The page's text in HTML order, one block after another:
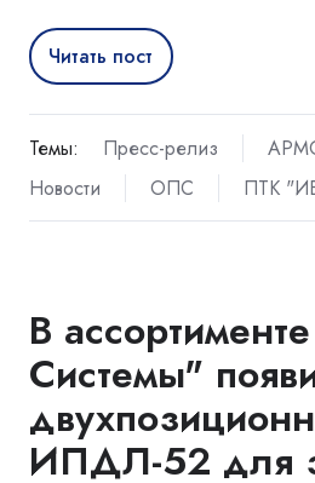
Читать пост
Темы: Пресс-релиз
Новости
ОПС ПТК
В
Системы"
ИПДЛ-52 для